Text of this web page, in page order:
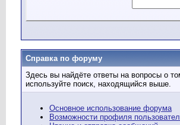
Справка по форуму
Здесь вы найдёте ответы на вопросы о
используйте поиск, находящийся выше.
Основное использование форума
Возможности профиля